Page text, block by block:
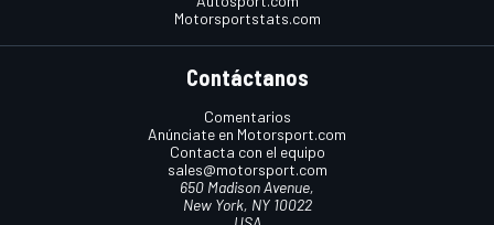
Motorsportstats.com
Contáctanos
Comentarios
Anúnciate en Motorsport.com
Contacta con el equipo
sales@motorsport.com
650 Madison Avenue,
New York, NY 10022